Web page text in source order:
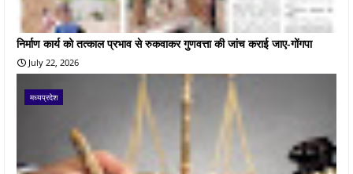
निर्माण कार्य को तत्काल प्रभाव से रुकवाकर गुणवत्ता की जांच कराई जाए-गोंगपा
July 22, 2026
मध्यप्रदेश